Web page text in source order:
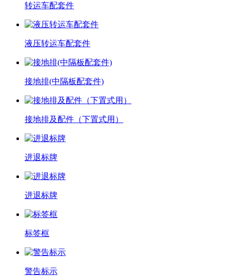
转运车配套件
液压转运车配套件
接地排(中隔板配套件)
接地排及配件（下置式用）
进退标牌
进退标牌
标签框
警告标示